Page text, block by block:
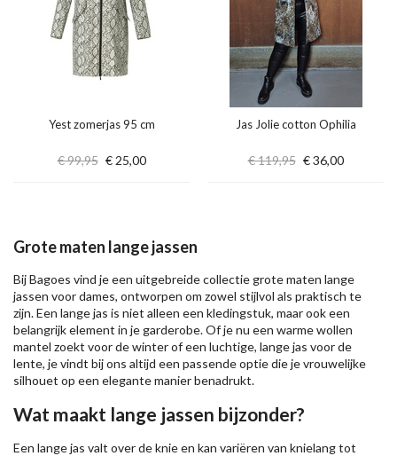
Yest zomerjas 95 cm
€ 99,95 € 25,00
Jas Jolie cotton Ophilia
€ 119,95 € 36,00
Grote maten lange jassen
Bij Bagoes vind je een uitgebreide collectie grote maten lange
jassen voor dames, ontworpen om zowel stijlvol als praktisch te
zijn. Een lange jas is niet alleen een kledingstuk, maar ook een
belangrijk element in je garderobe. Of je nu een warme wollen
mantel zoekt voor de winter of een luchtige, lange jas voor de
lente, je vindt bij ons altijd een passende optie die je vrouwelijke
silhouet op een elegante manier benadrukt.
Wat maakt lange jassen bijzonder?
Een lange jas valt over de knie en kan variëren van knielang tot